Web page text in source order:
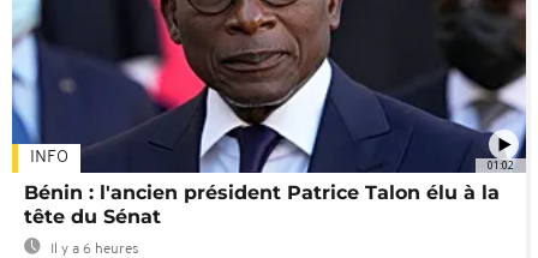
01:02
INFO
Bénin : l'ancien président Patrice Talon élu à la
tête du Sénat
Il y a 6 heures